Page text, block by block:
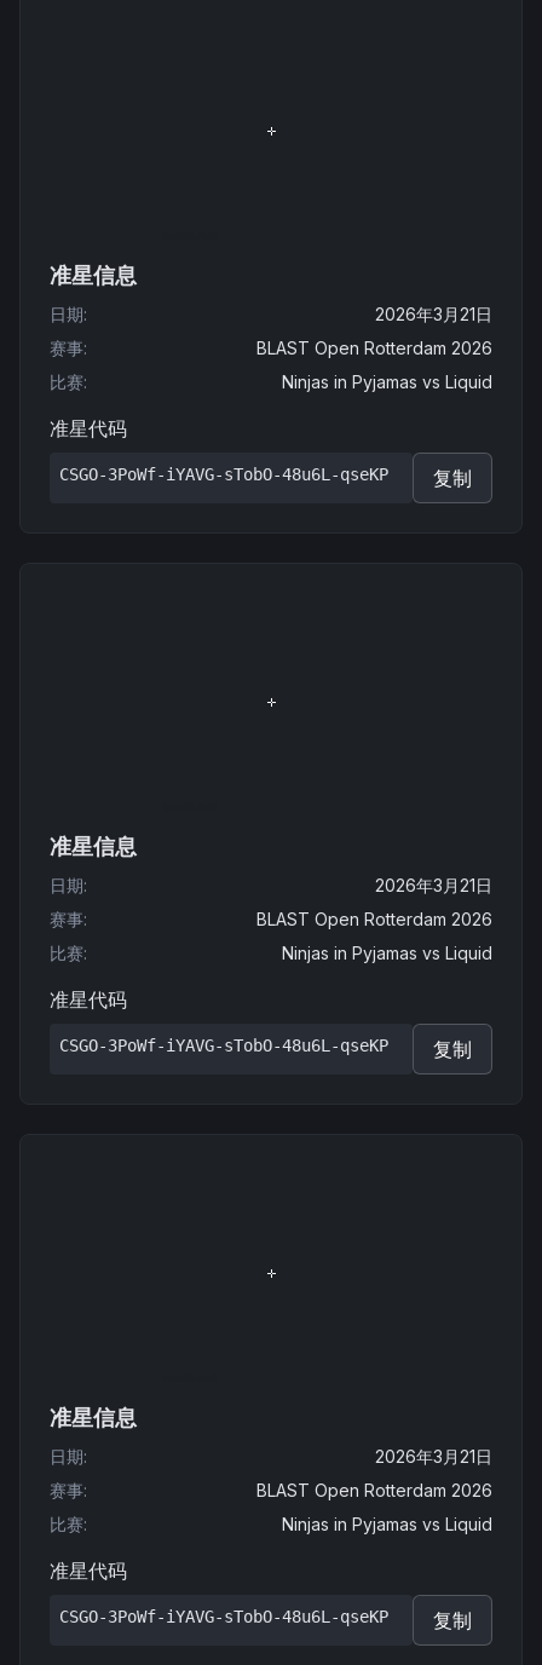
准星信息
日期:
2026年3月21日
赛事:
BLAST Open Rotterdam 2026
比赛: Ninjas in Pyjamas vs Liquid
准星代码
CSGO-3PoWf-iYAVG-sTobO-48u6L-qseKP 复制
准星信息
日期:
2026年3月21日
赛事:
BLAST Open Rotterdam 2026
比赛: Ninjas in Pyjamas vs Liquid
准星代码
CSGO-3PoWf-iYAVG-sTobO-48u6L-qseKP 复制
准星信息
日期:
2026年3月21日
赛事:
BLAST Open Rotterdam 2026
比赛: Ninjas in Pyjamas vs Liquid
准星代码
CSGO-3PoWf-iYAVG-sTobO-48u6L-qseKP 复制